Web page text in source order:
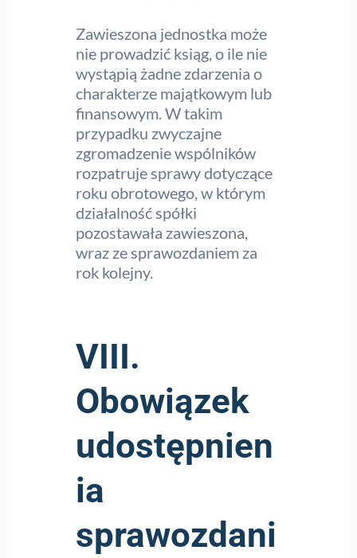
Zawieszona jednostka może
nie prowadzić ksiąg, o ile nie
wystąpią żadne zdarzenia o
charakterze majątkowym lub
finansowym. W takim
przypadku zwyczajne
zgromadzenie wspólników
rozpatruje sprawy dotyczące
roku obrotowego, w którym
działalność spółki
pozostawała zawieszona,
wraz ze sprawozdaniem za
rok kolejny.
VIII.
Obowiązek
udostępnien
ia
sprawozdani